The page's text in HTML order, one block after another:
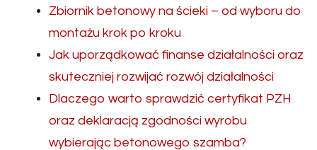
Zbiornik betonowy na ścieki – od wyboru do
montażu krok po kroku
Jak uporządkować finanse działalności oraz
skuteczniej rozwijać rozwój działalności
Dlaczego warto sprawdzić certyfikat PZH
oraz deklaracją zgodności wyrobu
wybierając betonowego szamba?